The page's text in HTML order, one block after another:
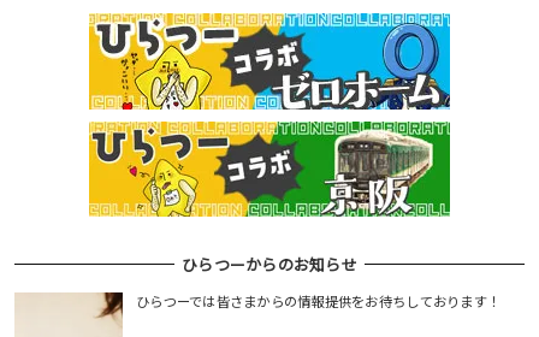
ひらつーからのお知らせ
ひらつーでは皆さまからの情報提供をお待ちしております！